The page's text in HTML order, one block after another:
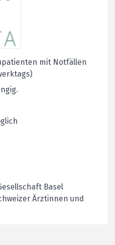
mit Notfällen
Basel
Ärztinnen und